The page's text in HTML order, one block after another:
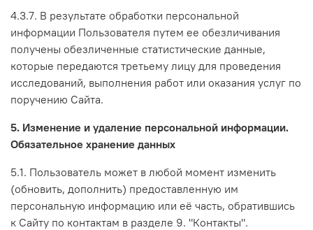
4.3.7. В результате обработки персональной
информации Пользователя путем ее обезличивания
получены обезличенные статистические данные,
которые передаются третьему лицу для проведения
исследований, выполнения работ или оказания услуг по
поручению Сайта.
5. Изменение и удаление персональной информации.
Обязательное хранение данных
5.1. Пользователь может в любой момент изменить
(обновить, дополнить) предоставленную им
персональную информацию или её часть, обратившись
к Сайту по контактам в разделе 9. "Контакты".